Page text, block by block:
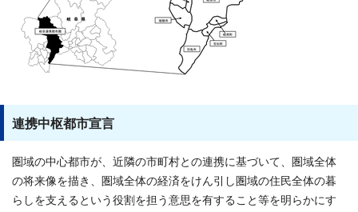
連携中枢都市宣言
圏域の中心都市が、近隣の市町村との連携に基づいて、圏域全体
の将来像を描き、圏域全体の経済をけん引し圏域の住民全体の暮
らしを支えるという役割を担う意思を有すること等を明らかにす